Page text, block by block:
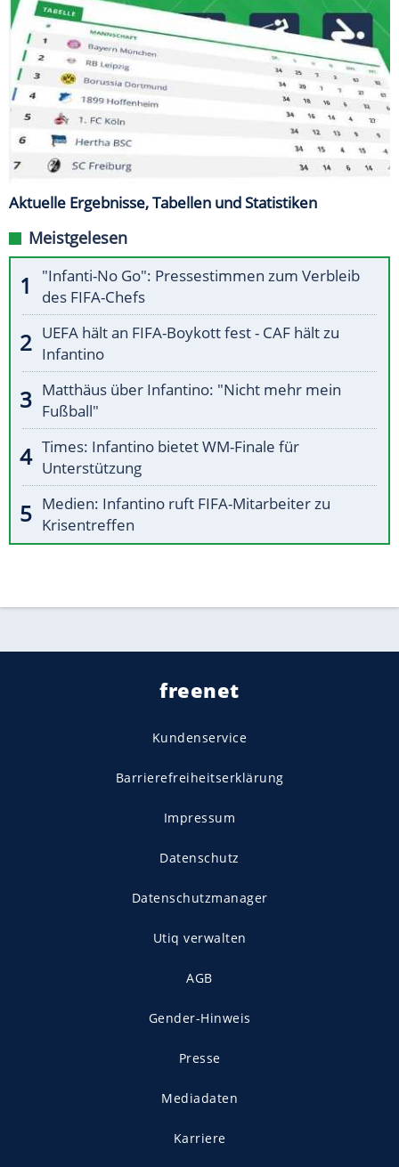
Aktuelle Ergebnisse, Tabellen und Statistiken
Meistgelesen
"Infanti-No Go": Pressestimmen zum Verbleib
des FIFA-Chefs
UEFA hält an FIFA-Boykott fest - CAF hält zu
Infantino
Matthäus über Infantino: "Nicht mehr mein
Fußball"
Times: Infantino bietet WM-Finale für
Unterstützung
Medien: Infantino ruft FIFA-Mitarbeiter zu
Krisentreffen
freenet
Kundenservice
Barrierefreiheitserklärung
Impressum
Datenschutz
Datenschutzmanager
Utiq verwalten
AGB
Gender-Hinweis
Presse
Mediadaten
Karriere